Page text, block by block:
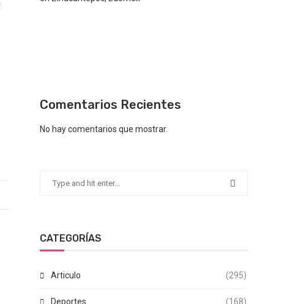
Comentarios Recientes
No hay comentarios que mostrar.
CATEGORÍAS
Articulo (295)
Deportes (168)